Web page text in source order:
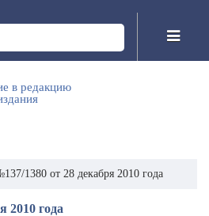
в редакцию
1380 от 28 декабря 2010 года
2010 года